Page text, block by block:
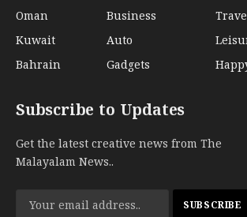
Oman
Kuwait
Bahrain
Business
Auto
Gadgets
Subscribe to Updates
Get the latest creative news from The
Malayalam News..